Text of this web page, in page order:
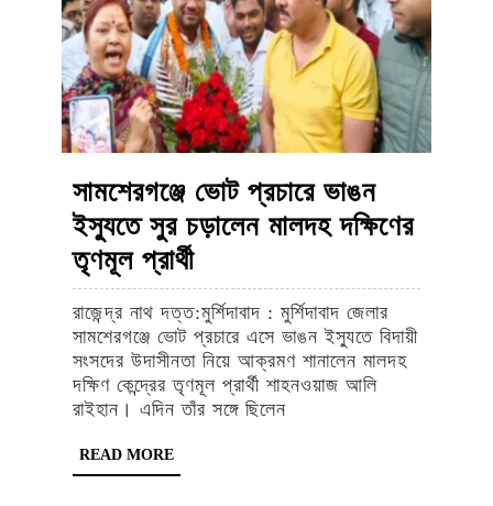
সামশেরগঞ্জে ভোট প্রচারে ভাঙন
ইস্যুতে সুর চড়ালেন মালদহ দক্ষিণের
তৃণমূল প্রার্থীসামশেরগঞ্জে
ভোট
প্রচারে
ভাঙন
ইস্যুতে
রাজেন্দ্র নাথ দত্ত:মুর্শিদাবাদ : মুর্শিদাবাদ জেলার
সামশেরগঞ্জে ভোট প্রচারে এসে ভাঙন ইস্যুতে বিদায়ী
সংসদের উদাসীনতা নিয়ে আক্রমণ শানালেন মালদহ
দক্ষিণ কেন্দ্রের তৃণমূল প্রার্থী শাহনওয়াজ আলি
রাইহান। এদিন তাঁর সঙ্গে ছিলেন
READ MOREREAD
MORE